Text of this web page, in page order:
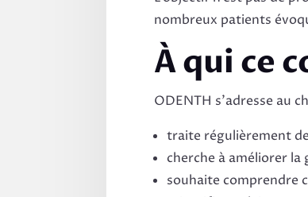
nombreux patients
À qui ce
ODENTH s’adresse au
traite régulièrement
cherche à améliorer
souhaite comprendre